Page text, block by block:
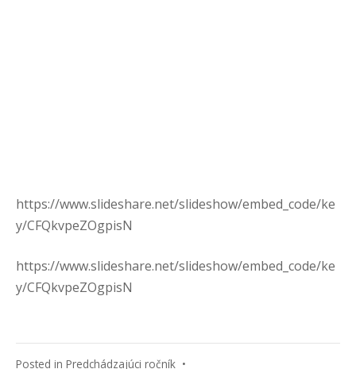
https://www.slideshare.net/slideshow/embed_code/ke
y/CFQkvpeZOgpisN
https://www.slideshare.net/slideshow/embed_code/ke
y/CFQkvpeZOgpisN
Posted in Predchádzajúci ročník •